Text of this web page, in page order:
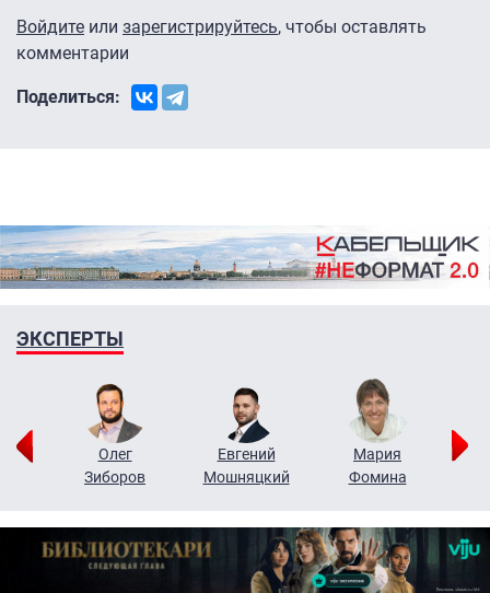
Войдите или зарегистрируйтесь, чтобы оставлять
комментарии
Поделиться:
ЭКСПЕРТЫ
Олег
Зиборов
Евгений
Мошняцкий
Мария
Фомина